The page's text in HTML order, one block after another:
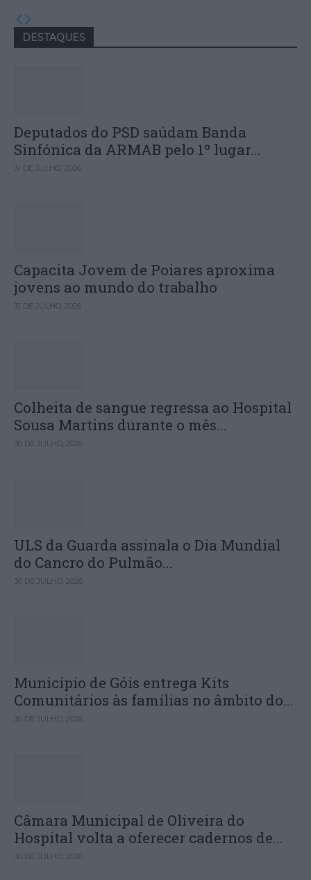
DESTAQUES
Deputados do PSD saúdam Banda
Sinfónica da ARMAB pelo 1º lugar...
31 DE JULHO, 2026
Capacita Jovem de Poiares aproxima
jovens ao mundo do trabalho
31 DE JULHO, 2026
Colheita de sangue regressa ao Hospital
Sousa Martins durante o mês...
30 DE JULHO, 2026
ULS da Guarda assinala o Dia Mundial
do Cancro do Pulmão...
30 DE JULHO, 2026
Município de Góis entrega Kits
Comunitários às famílias no âmbito do...
30 DE JULHO, 2026
Câmara Municipal de Oliveira do
Hospital volta a oferecer cadernos de...
30 DE JULHO, 2026